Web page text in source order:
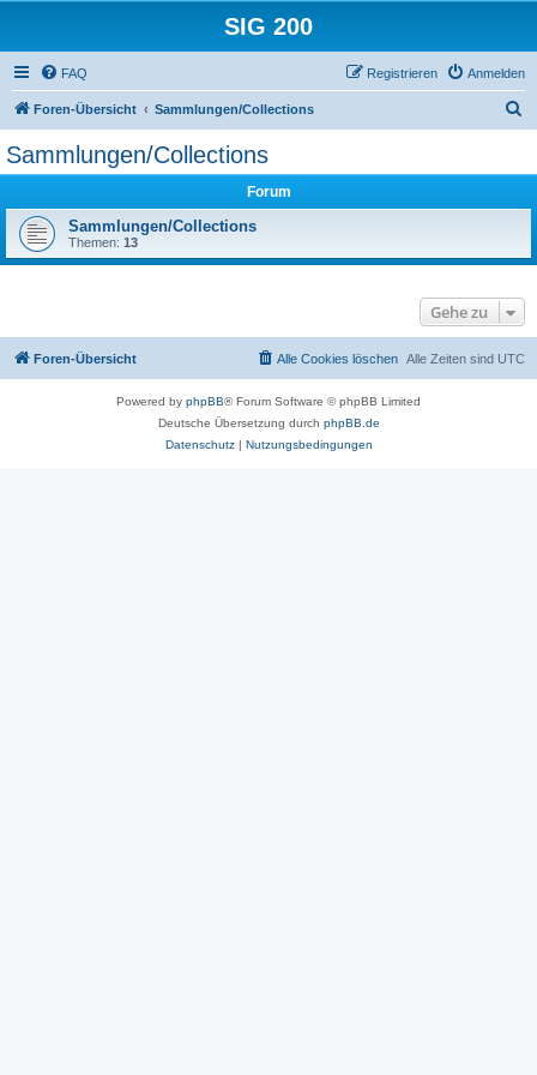
SIG 200
FAQ Anmelden
Registrieren
Foren-Übersicht Sammlungen/Collections
Sammlungen/Collections
Forum
Sammlungen/Collections
Themen: 13
Gehe zu
Foren-Übersicht Alle Zeiten sind UTC
Alle Cookies löschen
Powered by phpBB® Forum Software © phpBB Limited
Deutsche Übersetzung durch phpBB.de
Datenschutz| Nutzungsbedingungen